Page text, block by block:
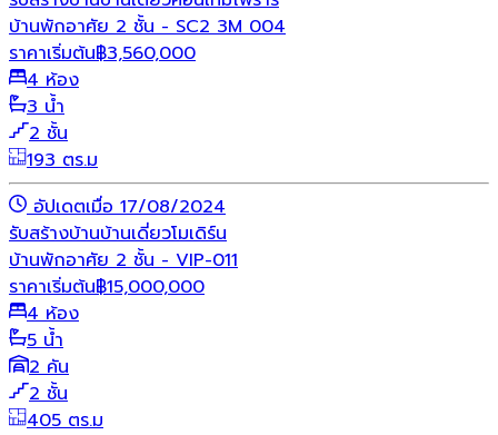
บ้านพักอาศัย 2 ชั้น - SC2 3M 004
ราคาเริ่มต้น฿3,560,000
4 ห้อง
3 น้ำ
2 ชั้น
193 ตร.ม
อัปเดตเมื่อ 17/08/2024
รับสร้างบ้านบ้านเดี่ยวโมเดิร์น
บ้านพักอาศัย 2 ชั้น - VIP-011
ราคาเริ่มต้น฿15,000,000
4 ห้อง
5 น้ำ
2 คัน
2 ชั้น
405 ตร.ม